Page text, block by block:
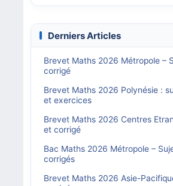
Derniers Articles
Brevet Maths 2026 Métropole –
corrigé
Brevet Maths 2026 Polynésie :
et exercices
Brevet Maths 2026 Centres
et corrigé
Bac Maths 2026 Métropole –
corrigés
Brevet Maths 2026 Asie-